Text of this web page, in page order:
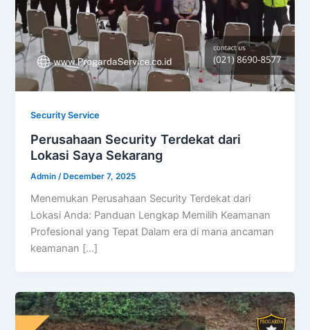
Security Service
Perusahaan Security Terdekat dari
Lokasi Saya Sekarang
Admin /December 7, 2025
Menemukan Perusahaan Security Terdekat dari
Lokasi Anda: Panduan Lengkap Memilih Keamanan
Profesional yang Tepat Dalam era di mana ancaman
keamanan […]